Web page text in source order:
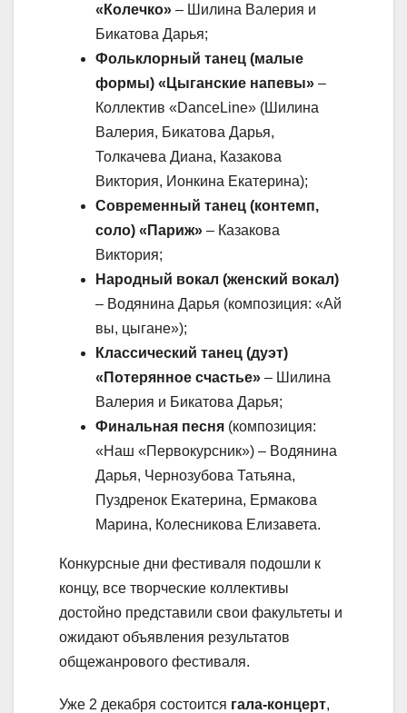
«Колечко» – Шилина Валерия и
Бикатова Дарья;
Фольклорный танец (малые
формы) «Цыганские напевы» –
Коллектив «DanceLine» (Шилина
Валерия, Бикатова Дарья,
Толкачева Диана, Казакова
Виктория, Ионкина Екатерина);
Современный танец (контемп,
соло) «Париж» – Казакова
Виктория;
Народный вокал (женский вокал)
– Водянина Дарья (композиция: «Ай
вы, цыгане»);
Классический танец (дуэт)
«Потерянное счастье» – Шилина
Валерия и Бикатова Дарья;
Финальная песня (композиция:
«Наш «Первокурсник») – Водянина
Дарья, Чернозубова Татьяна,
Пуздренок Екатерина, Ермакова
Марина, Колесникова Елизавета.
Конкурсные дни фестиваля подошли к
концу, все творческие коллективы
достойно представили свои факультеты и
ожидают объявления результатов
общежанрового фестиваля.
Уже 2 декабря состоится гала-концерт,